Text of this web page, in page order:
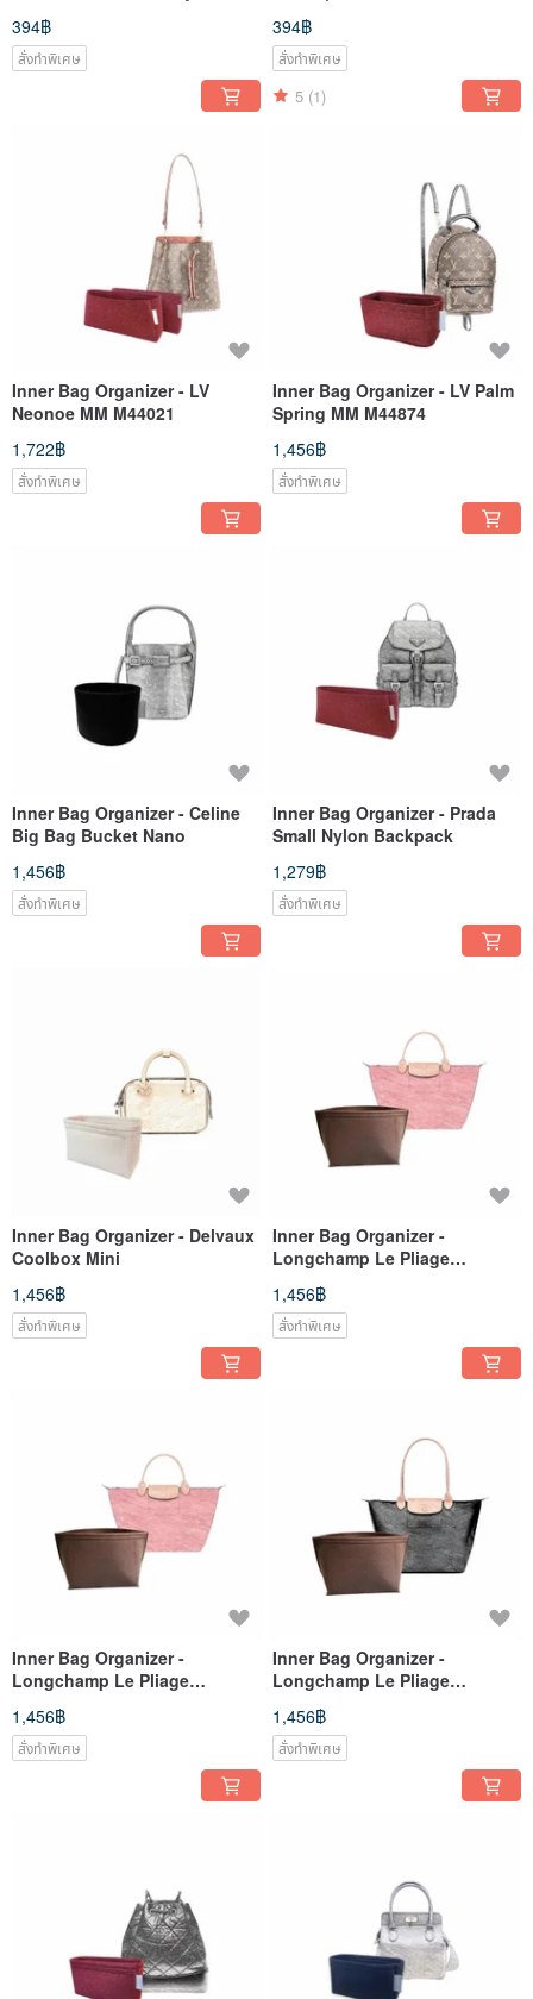
- Bag Base Shaper
394฿
สั่งทำพิเศษ
Bag Chain Protector
394฿
สั่งทำพิเศษ
5 (1)
Inner Bag Organizer - LV
Neonoe MM M44021
1,722฿
สั่งทำพิเศษ
Inner Bag Organizer - LV Palm
Spring MM M44874
1,456฿
สั่งทำพิเศษ
Inner Bag Organizer - Celine
Big Bag Bucket Nano
1,456฿
สั่งทำพิเศษ
Inner Bag Organizer - Prada
Small Nylon Backpack
1,279฿
สั่งทำพิเศษ
Inner Bag Organizer - Delvaux
Coolbox Mini
1,456฿
สั่งทำพิเศษ
Inner Bag Organizer -
Longchamp Le Pliage
Original/Green (Short Handle)
M
1,456฿
สั่งทำพิเศษ
Inner Bag Organizer -
Longchamp Le Pliage
Original/Green (Short Handle)
S
1,456฿
สั่งทำพิเศษ
Inner Bag Organizer -
Longchamp Le Pliage
Original/Green (Long Handle)
L
1,456฿
สั่งทำพิเศษ